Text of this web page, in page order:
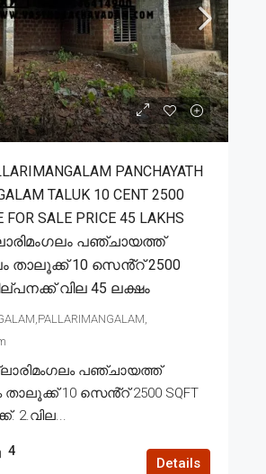
PANCHAYATH
TALUK 10 CENT 2500
FOR SALE PRICE 45 LAKHS
പഞ്ചായത്ത്
താലൂക്ക് 10 സെൻ്റ് 2500
വില 45 ലക്ഷം
പഞ്ചായത്ത്
10 സെൻ്റ് 2500 SQFT
2.വില...
4
Details